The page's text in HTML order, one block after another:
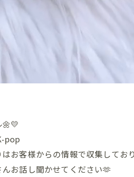
pop
はお客様からの情報で収集してお
んお話し聞かせてください🫶